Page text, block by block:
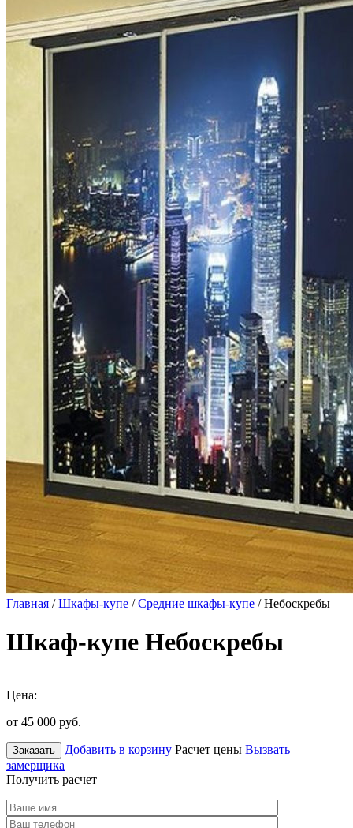
Главная /Шкафы-купе /Средние шкафы-купе / Небоскребы
Шкаф-купе Небоскребы
Цена:
от 45 000 руб.
Заказать Добавить в корзину Расчет цены Вызвать
замерщика
Получить расчет